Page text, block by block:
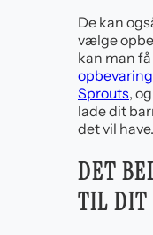
De kan
vælge
kan man
Sprouts,
lade dit
det vil have.
DET
TIL DIT